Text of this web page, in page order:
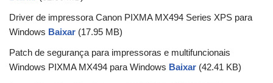
Driver de impressora Canon PIXMA MX494 Series XPS para
Windows Baixar (17.95 MB)
Patch de segurança para impressoras e multifuncionais
Windows PIXMA MX494 para Windows Baixar (42.41 KB)